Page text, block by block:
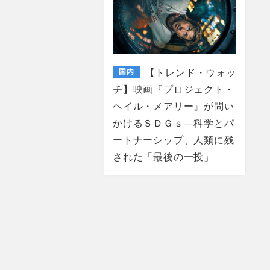
国内
【トレンド・ウォッ
チ】映画『プロジェクト・
ヘイル・メアリー』が問い
かけるＳＤＧｓ―科学とパ
ートナーシップ、人類に残
された「最後の一投」